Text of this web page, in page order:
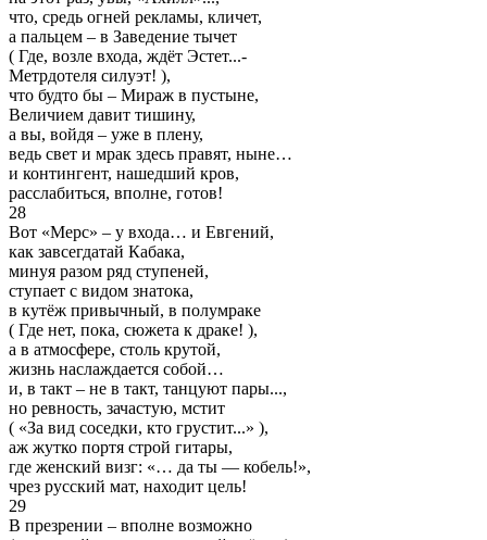
что, средь огней рекламы, кличет,
а пальцем – в Заведение тычет
( Где, возле входа, ждёт Эстет...-
Метрдотеля силуэт! ),
что будто бы – Мираж в пустыне,
Величием давит тишину,
а вы, войдя – уже в плену,
ведь свет и мрак здесь правят, ныне…
и контингент, нашедший кров,
расслабиться, вполне, готов!
28
Вот «Мерс» – у входа… и Евгений,
как завсегдатай Кабака,
минуя разом ряд ступеней,
ступает с видом знатока,
в кутёж привычный, в полумраке
( Где нет, пока, сюжета к драке! ),
а в атмосфере, столь крутой,
жизнь наслаждается собой…
и, в такт – не в такт, танцуют пары...,
но ревность, зачастую, мстит
( «За вид соседки, кто грустит...» ),
аж жутко портя строй гитары,
где женский визг: «… да ты — кобель!»,
чрез русский мат, находит цель!
29
В презрении – вполне возможно